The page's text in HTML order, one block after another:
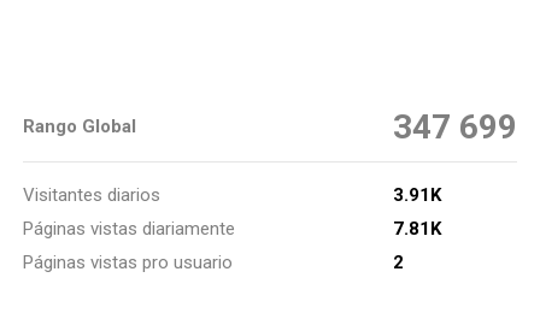
Rango Global 347 699
Visitantes diarios
3.91K
Páginas vistas diariamente
7.81K
Páginas vistas pro usuario
2